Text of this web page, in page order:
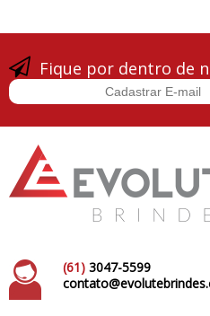
Fique por dentro de
(61) 3047-5599